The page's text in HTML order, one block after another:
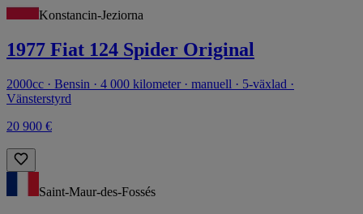
Konstancin-Jeziorna
1977 Fiat 124 Spider Original
2000cc · Bensin · 4 000 kilometer · manuell · 5-växlad ·
Vänsterstyrd
20 900 €
Saint-Maur-des-Fossés